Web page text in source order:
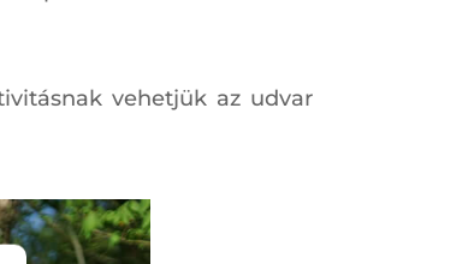
vehetjük az udvar